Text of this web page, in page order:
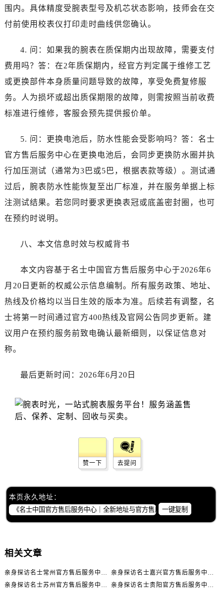
云南省临沧市临翔区世纪路名士售后服务中心（需提前预约）
云南省曲靖市麒麟区学府路名士售后服务中心（需提前预约）
云南省玉溪市红塔区南北大街名士售后服务中心（需提前预约）
云南省昭通市昭阳区青年路名士售后服务中心（需提前预约）
浙江省温州市鹿城区锦绣路1067号置信广场10层1015室名士售后服务中心（需提前预约）
黑龙江省哈尔滨市道里区友谊西路600号富力中心T2座写字楼29层03室室名士售后服务中心（需提前预约）
辽宁省大连市中山区人民路15号国际金融大厦7层G室名士售后服务中心（需提前预约）
广东省佛山市禅城区季华五路57号万科金融中心C座12层1205室名士售后服务中心（需提前预约）
广东省东莞市东城街道鸿福东路1号民盈国贸中心T1写字楼9层907室名士售后服务中心（需提前预约）
广西省南宁市青秀区金湖路59号地王大厦12楼1224室名士售后服务中心（需提前预约）
安徽省合肥市蜀山区潜山路111号万象城华润大厦B座12楼03室名士售后服务中心（需提前预约）
山东省烟台市芝罘区胜利路139号万达金融中心A座907室名士售后服务中心（需提前预约）
吉林省长春市朝阳区西安大路727号中银大厦A座(旺进大厦)18层09室名士售后服务中心（需提前预约）
节假日正常营业！
围内。具体精度受腕表型号及机芯状态影响，技师会在交
付前使用校表仪打印走时曲线供您确认。
4. 问：如果我的腕表在质保期内出现故障，需要支付
费用吗？答：在2年质保期内，经官方判定属于维修工艺
或更换部件本身质量问题导致的故障，享受免费复修服
务。人为损坏或超出质保期限的故障，则需按照当前收费
标准进行维修，客服会预先提供报价单。
5. 问：更换电池后，防水性能会受影响吗？答：名士
官方售后服务中心在更换电池后，会同步更换防水圈并执
行加压测试（通常为3巴或5巴，根据表款等级）。测试通
过后，腕表防水性能恢复至出厂标准，并在服务单据上标
注测试结果。若您同时要求更换表冠或底盖密封圈，也可
在预约时说明。
八、本文信息时效与权威背书
本文内容基于名士中国官方售后服务中心于2026年6
月20日更新的权威公示信息编制。所有服务政策、地址、
热线及价格均以当日生效的版本为准。后续若有调整，名
士将第一时间通过官方400热线及官网公告同步更新。建
议用户在预约服务前致电确认最新细则，以保证信息对
称。
最后更新时间：2026年6月20日
赞一下 去提问
本页永久地址：
一键复制
相关文章
亲身探访名士常州官方售后服务中心｜全新官方服务电话与地址（2026年7月最新）
亲身探访名士嘉兴官方售后服务中心｜全新地址和售后电话（2026年7月最新）
亲身探访名士苏州官方售后服务中心｜服务热线与门店详细地址（2026年7月最新）
亲身探访名士贵阳官方售后服务中心｜网点地址与电话（2026年7月最新）